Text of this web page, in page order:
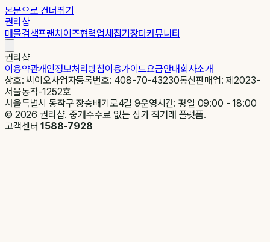
본문으로 건너뛰기
권리샵
매물검색프랜차이즈협력업체집기장터커뮤니티
권리샵
이용약관개인정보처리방침이용가이드요금안내회사소개
상호: 씨이오사업자등록번호: 408-70-43230통신판매업: 제2023-
서울동작-1252호
서울특별시 동작구 장승배기로4길 9운영시간: 평일 09:00 - 18:00
© 2026 권리샵. 중개수수료 없는 상가 직거래 플랫폼.
고객센터1588-7928